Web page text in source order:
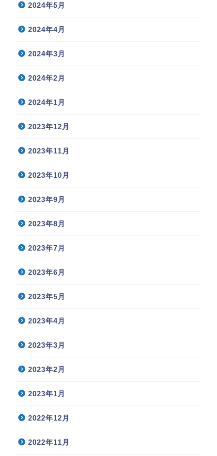
2024年5月
2024年4月
2024年3月
2024年2月
2024年1月
2023年12月
2023年11月
2023年10月
2023年9月
2023年8月
2023年7月
2023年6月
2023年5月
2023年4月
2023年3月
2023年2月
2023年1月
2022年12月
2022年11月